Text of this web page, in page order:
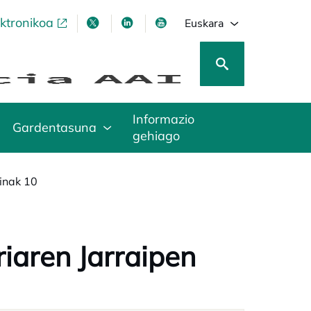
opens in a new tabopens in a new tab
opens in a new tab
opens in a new tab
Euskara
Gardentasuna
Informazio
gehiago
10
Jarraipen